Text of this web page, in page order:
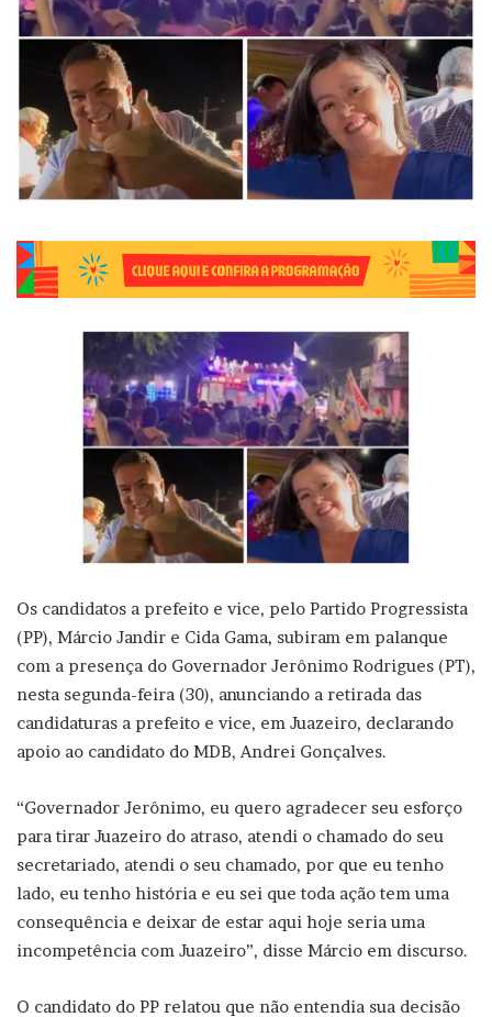
Os candidatos a prefeito e vice, pelo Partido Progressista
(PP), Márcio Jandir e Cida Gama, subiram em palanque
com a presença do Governador Jerônimo Rodrigues (PT),
nesta segunda-feira (30), anunciando a retirada das
candidaturas a prefeito e vice, em Juazeiro, declarando
apoio ao candidato do MDB, Andrei Gonçalves.
“Governador Jerônimo, eu quero agradecer seu esforço
para tirar Juazeiro do atraso, atendi o chamado do seu
secretariado, atendi o seu chamado, por que eu tenho
lado, eu tenho história e eu sei que toda ação tem uma
consequência e deixar de estar aqui hoje seria uma
incompetência com Juazeiro”, disse Márcio em discurso.
O candidato do PP relatou que não entendia sua decisão